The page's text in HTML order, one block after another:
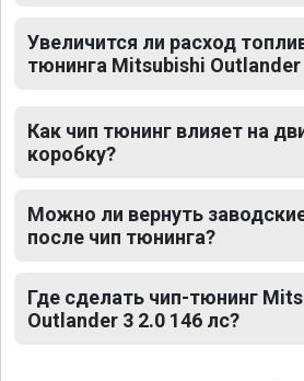
Увеличится ли расход
тюнинга Mitsubishi Outlander
Как чип тюнинг влияет на
коробку?
Можно ли вернуть
после чип тюнинга?
Где сделать чип-тюнинг
Outlander 3 2.0 146 лс?